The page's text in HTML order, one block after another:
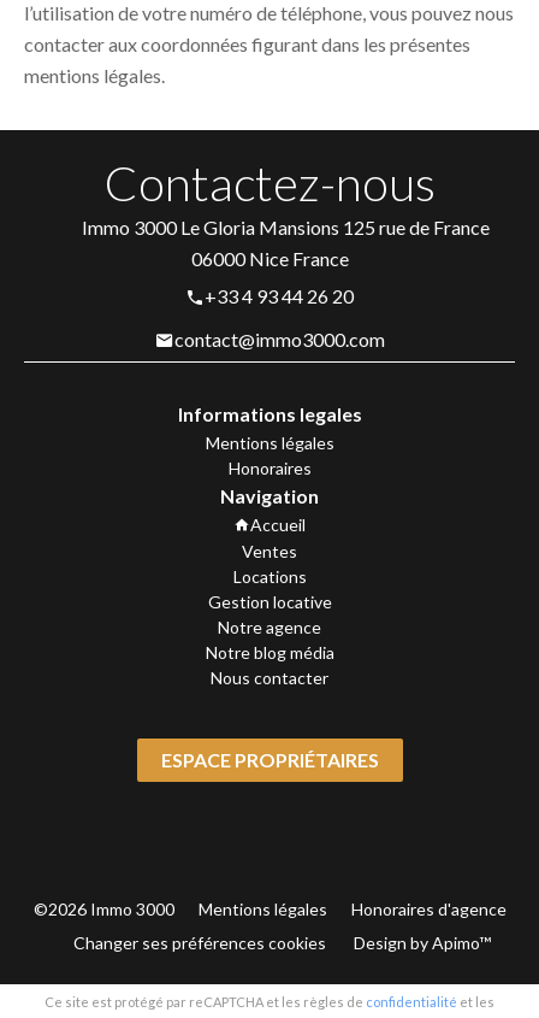
l’utilisation de votre numéro de téléphone, vous pouvez nous
contacter aux coordonnées figurant dans les présentes
mentions légales.
Contactez-nous
Immo 3000Le Gloria Mansions 125 rue de France
06000Nice France
+33 4 93 44 26 20
contact@immo3000.com
Informations legales
Mentions légales
Honoraires
Navigation
Accueil
Ventes
Locations
Gestion locative
Notre agence
Notre blog média
Nous contacter
ESPACE PROPRIÉTAIRES
©2026 Immo 3000 Mentions légales
Honoraires d'agence
Changer ses préférences cookies
Design byApimo™
Ce site est protégé par reCAPTCHA et les règles de confidentialité et les